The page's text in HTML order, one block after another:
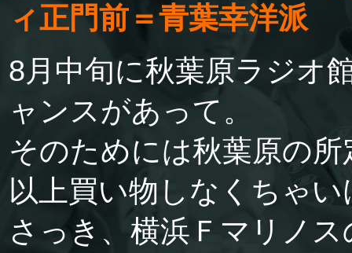
ィ正門前＝青葉幸洋派
8月中旬に秋葉原ラジオ
ャンスがあって。
そのためには秋葉原の
以上買い物しなくちゃ
さっき、横浜Ｆマリノ